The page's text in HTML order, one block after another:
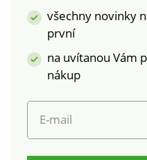
všechny novinky
první
na uvítanou Vám
nákup
E-mail